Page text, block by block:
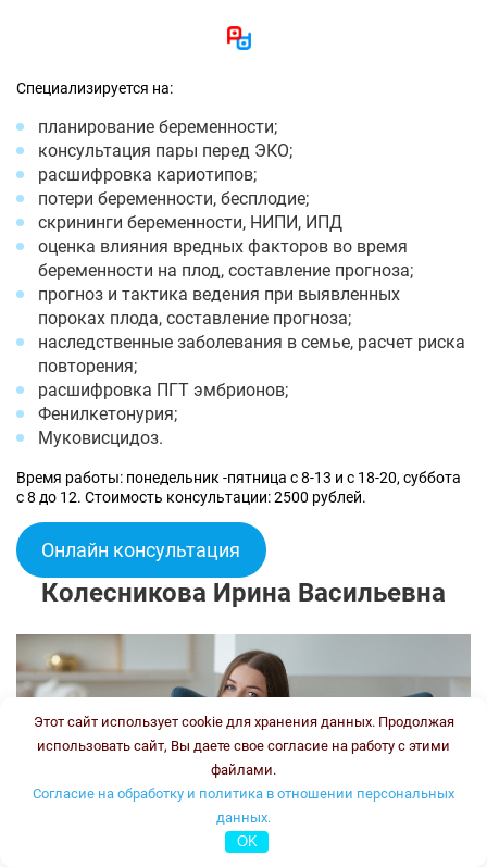
Специализируется на:
планирование беременности;
консультация пары перед ЭКО;
расшифровка кариотипов;
потери беременности, бесплодие;
скрининги беременности, НИПИ, ИПД
оценка влияния вредных факторов во время
беременности на плод, составление прогноза;
прогноз и тактика ведения при выявленных
пороках плода, составление прогноза;
наследственные заболевания в семье, расчет риска
повторения;
расшифровка ПГТ эмбрионов;
Фенилкетонурия;
Муковисцидоз.
Время работы: понедельник -пятница с 8-13 и с 18-20, суббота
с 8 до 12. Стоимость консультации: 2500 рублей.
Онлайн консультация
Колесникова Ирина Васильевна
Этот сайт использует cookie для хранения данных. Продолжая
использовать сайт, Вы даете свое согласие на работу с этими
файлами.
Согласие на обработку и политика в отношении персональных
данных.
OK